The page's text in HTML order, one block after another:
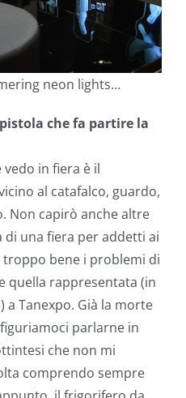
neon lights…
che fa partire la
in fiera è il
al catafalco, guardo,
Non capirò anche altre
di una fiera per addetti ai
bene i problemi di
quella rappresentata (in
Tanexpo. Già la morte
parlarne in
che non mi
comprendo sempre